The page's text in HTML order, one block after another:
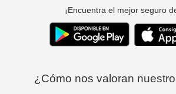
¡Encuentra el mejor seguro
¿Cómo nos valoran